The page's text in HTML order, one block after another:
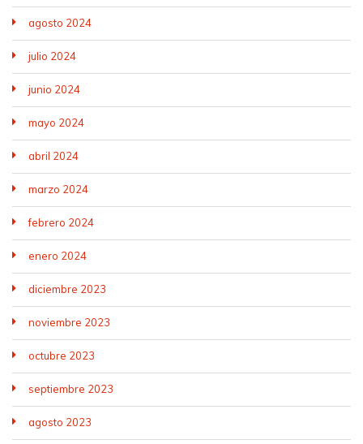
agosto 2024
julio 2024
junio 2024
mayo 2024
abril 2024
marzo 2024
febrero 2024
enero 2024
diciembre 2023
noviembre 2023
octubre 2023
septiembre 2023
agosto 2023